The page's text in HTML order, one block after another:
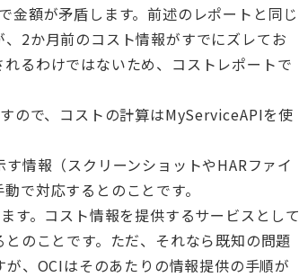
額が矛盾します。前述のレポートと同じ
2か月前のコスト情報がすでにズレてお
るわけではないため、コストレポートで
ので、コストの計算はMyServiceAPIを使
情報（スクリーンショットやHARファイ
で対応するとのことです。
す。コスト情報を提供するサービスとして
のことです。ただ、それなら既知の問題
、OCIはそのあたりの情報提供の手順が